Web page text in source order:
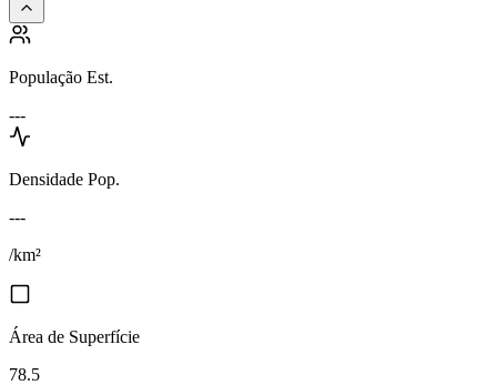
População Est.
---
Densidade Pop.
---
/km²
Área de Superfície
78.5